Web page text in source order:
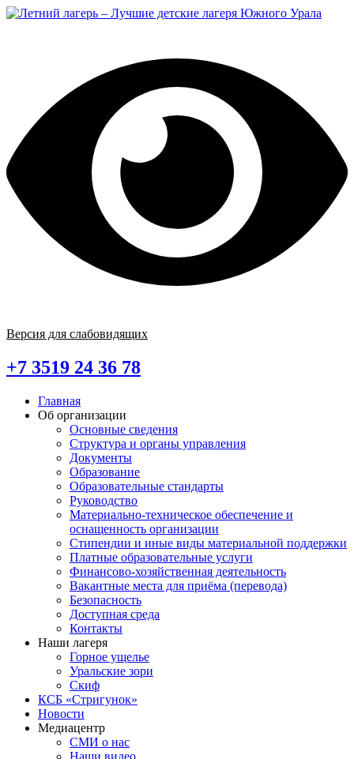
Перейти
Версия для слабовидящих
+7 3519 24 36 78
Главная
Об организации
Основные сведения
Структура и органы управления
Документы
Образование
Образовательные стандарты
Руководство
Материально-техническое обеспечение и
оснащенность организации
Стипендии и иные виды материальной поддержки
Платные образовательные услуги
Финансово-хозяйственная деятельность
Вакантные места для приёма (перевода)
Безопасность
Доступная среда
Контакты
Наши лагеря
Горное ущелье
Уральские зори
Скиф
КСБ «Стригунок»
Новости
Медиацентр
СМИ о нас
Наши видео